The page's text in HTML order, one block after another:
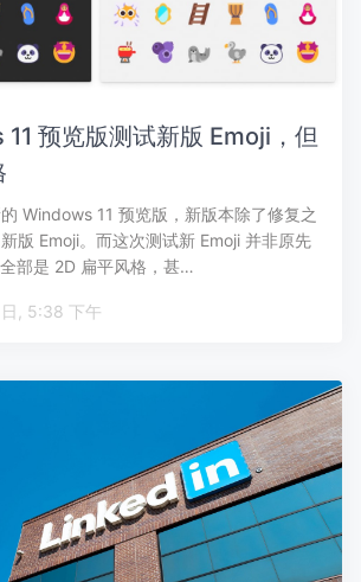
预览版测试新版 Emoji，但
Windows 11 预览版，新版本除了修复之
版 Emoji。而这次测试新 Emoji 并非原先
部是 2D 扁平风格，甚…
2021 年 10 月 16 日, 5:38 下午